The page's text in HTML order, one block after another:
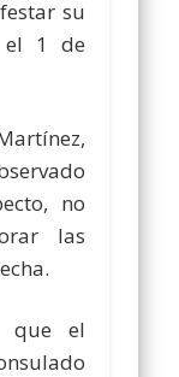
su
el 1 de
no
las
que el